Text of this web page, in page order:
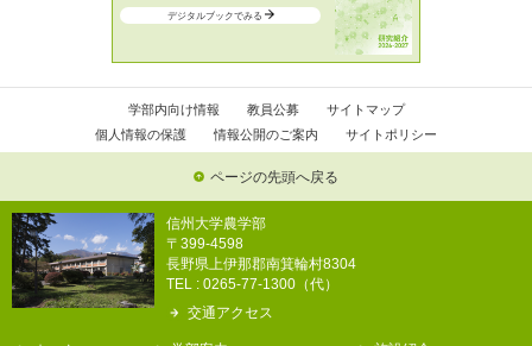
デジタルブックでみる
学部内向け情報 教員公募
サイトマップ
個人情報の保護
情報公開のご案内 サイトポリシー
ページの先頭へ戻る
信州大学農学部
〒399-4598
長野県上伊那郡南箕輪村8304
TEL : 0265-77-1300（代）
交通アクセス